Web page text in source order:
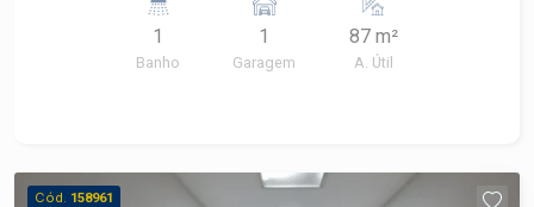
praticidade para o seu negócio. Uma excelente
oportunidade para instalar sua empresa ou
investir em um imóvel comercial de qualidade.
1
Banho
1
Garagem
87 m²
A. Útil
Cód. 158961